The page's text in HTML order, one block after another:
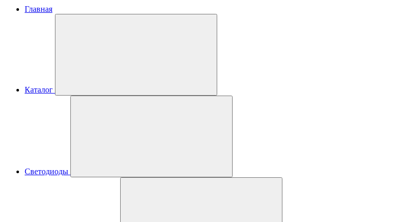
Главная
Каталог
Светодиоды